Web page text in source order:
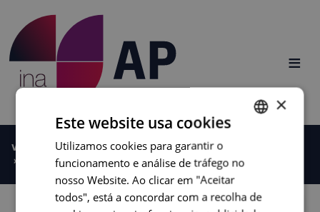
≡
Você está aqui: Página de Entrada
Áreas Temáticas
Direito - Direito Administrativo
Banner
ENGLISH
×
Este website usa cookies
Utilizamos cookies para garantir o
funcionamento e análise de tráfego no
nosso Website. Ao clicar em "Aceitar
todos", está a concordar com a recolha de